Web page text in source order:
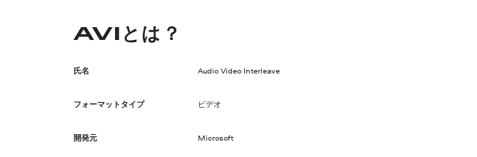
AVIとは？
氏名 Audio Video Interleave
フォーマットタイプ ビデオ
開発元 Microsoft